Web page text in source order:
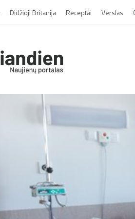
Didžioji Britanija Receptai Verslas